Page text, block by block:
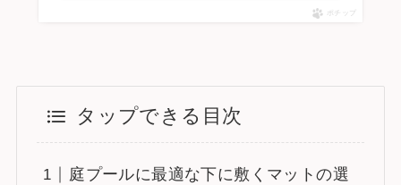
ポチップ
タップできる目次
庭プールに最適な下に敷くマットの選